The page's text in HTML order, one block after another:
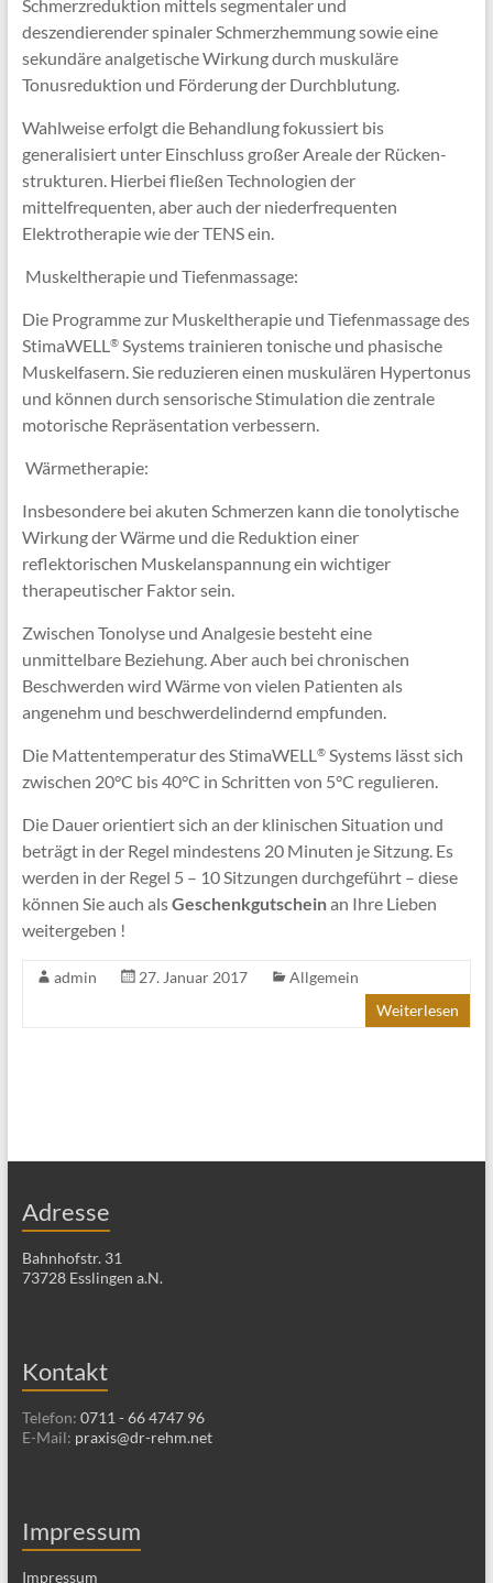
Schmerzreduktion mittels segmentaler und
deszendierender spinaler Schmerzhemmung sowie eine
sekundäre analgetische Wirkung durch muskuläre
Tonusreduktion und Förderung der Durchblutung.
Wahlweise erfolgt die Behandlung fokussiert bis
generalisiert unter Einschluss großer Areale der Rücken-
strukturen. Hierbei fließen Technologien der
mittelfrequenten, aber auch der niederfrequenten
Elektrotherapie wie der TENS ein.
 Muskeltherapie und Tiefenmassage:
Die Programme zur Muskeltherapie und Tiefenmassage des
StimaWELL®Systems trainieren tonische und phasische
Muskelfasern. Sie reduzieren einen muskulären Hypertonus
und können durch sensorische Stimulation die zentrale
motorische Repräsentation verbessern.
 Wärmetherapie:
Insbesondere bei akuten Schmerzen kann die tonolytische
Wirkung der Wärme und die Reduktion einer
reflektorischen Muskelanspannung ein wichtiger
therapeutischer Faktor sein.
Zwischen Tonolyse und Analgesie besteht eine
unmittelbare Beziehung. Aber auch bei chronischen
Beschwerden wird Wärme von vielen Patienten als
angenehm und beschwerdelindernd empfunden.
Die Mattentemperatur des StimaWELL®Systems lässt sich
zwischen 20°C bis 40°C in Schritten von 5°C regulieren.
Die Dauer orientiert sich an der klinischen Situation und
beträgt in der Regel mindestens 20 Minuten je Sitzung. Es
werden in der Regel 5 – 10 Sitzungen durchgeführt – diese
können Sie auch alsGeschenkgutscheinan Ihre Lieben
weitergeben !
admin 27. Januar 2017
Allgemein
Weiterlesen
Adresse
Bahnhofstr. 31
73728 Esslingen a.N.
Kontakt
Telefon: 0711 - 66 4747 96
E-Mail: praxis@dr-rehm.net
Impressum
Impressum